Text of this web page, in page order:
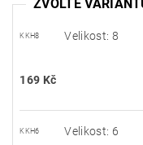
ZVOLTE
KKH8 Velikost: 8
169 Kč
KKH6 Velikost: 6